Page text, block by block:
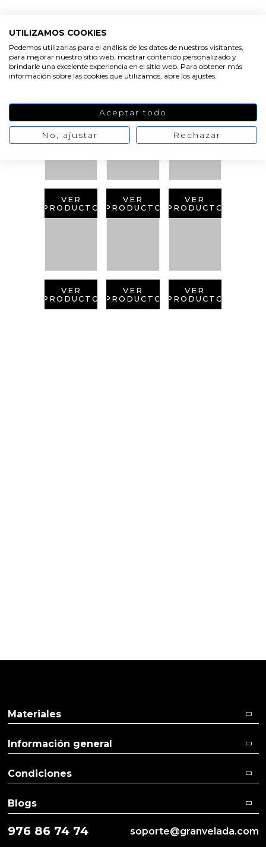
RELACIONADOS
VER
PRODUCTO
VER
PRODUCTO
VER
PRODUCTO
VER
PRODUCTO
VER
PRODUCTO
VER
PRODUCTO
976 86 74 74 soporte@granvelada.com
Materiales
Información general
Condiciones
Blogs
UTILIZAMOS COOKIES
Podemos utilizarlas para el análisis de los datos de nuestros visitantes,
para mejorar nuestro sitio web, mostrar contenido personalizado y
brindarle una excelente experiencia en el sitio web. Para obtener más
información sobre las cookies que utilizamos, abre los ajustes.
Aceptar todo
No, ajustar Rechazar